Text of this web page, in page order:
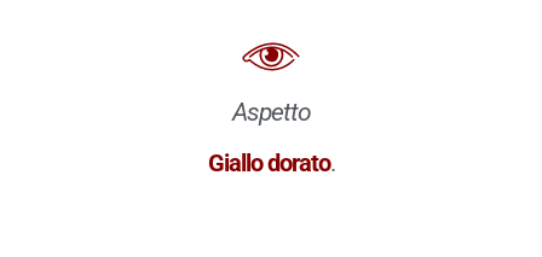
Aspetto
Giallo dorato.